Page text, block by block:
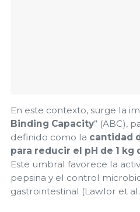
En este contexto, surge la
Binding Capacity” (ABC),
definido como la cantidad
para reducir el pH de 1
Este umbral favorece la
pepsina y el control
gastrointestinal (Lawlor et